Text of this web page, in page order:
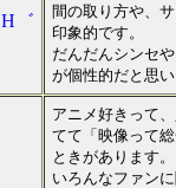
H゛
間の取り方や、
印象的です。
だんだんシンセ
が個性的だと思
アニメ好きって
てて「映像って
ときがあります。
いろんなファン